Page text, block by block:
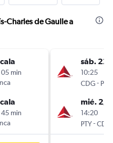
Charles de Gaulle a
05 min
45 min
sáb.
10:25
CDG- PTY
mié. 2/9
14:20
PTY-CDG